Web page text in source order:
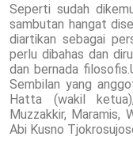
Seperti sudah
sambutan hangat
diartikan sebagai
perlu dibahas dan
dan bernada
Sembilan yang
Hatta (wakil
Muzzakkir, Maramis,
Abi Kusno